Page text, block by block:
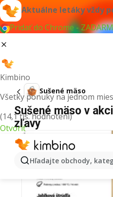
Aktuálne letáky vždy
Pridať do Chrome -
Kimbino
Všetky ponuky na jednom
(14,1 tis. hodnotení)
Otvoriť
Hľadajte obchody,
Sušené mäso
Sušené mäso v
zľavy